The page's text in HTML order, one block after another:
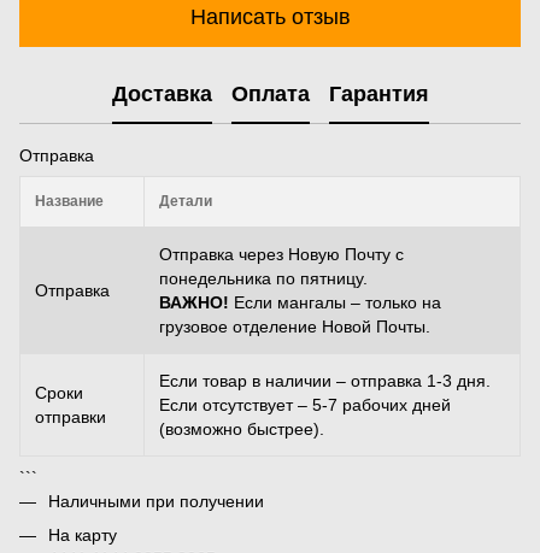
Написать отзыв
Доставка Оплата Гарантия
Отправка
Название Детали
Отправка
Отправка через Новую Почту с
понедельника по пятницу.
ВАЖНО! Если мангалы – только на
грузовое отделение Новой Почты.
Сроки
отправки
Если товар в наличии – отправка 1-3 дня.
Если отсутствует – 5-7 рабочих дней
(возможно быстрее).
```
Наличными при получении
На карту